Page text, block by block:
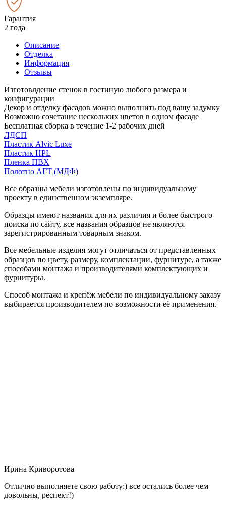
Гарантия
2 года
Описание
Отделка
Информация
Отзывы
Изготовлдение стенок в гостиную любого размера и
конфигурации
Декор и отделку фасадов можно выполнить под вашу задумку
Возможно сочетание нескольких цветов в одном фасаде
Бесплатная сборка в течение 1-2 рабочих дней
ЛДСП
Пластик Alvic Luxe
Пластик HPL
Пленка ПВХ
Полотно АГТ (МДФ)
Все образцы мебели изготовлены по индивидуальному
проекту в единственном экземпляре.
Образцы имеют названия для их различия и более быстрого
поиска по сайту, все названия образцов не являются
зарегистрированным товарным знаком.
Все мебельные изделия могут отличаться от представленных
образцов по цвету, размеру, комплектации, фурнитуре, а также
способами монтажа и производителями комплектующих и
фурнитуры.
Способ монтажа и крепёж мебели по индивидуальному заказу
выбирается производителем по возможности её применения.
Ирина Криворотова
Отлично выполняете свою работу:) все остались более чем
довольны, респект!)